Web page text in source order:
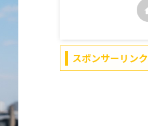
スポンサーリンク